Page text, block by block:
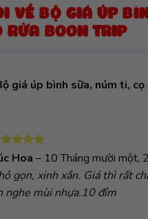
VỀ BỘ GIÁ ÚP
RỬA BOON TRIP
giá úp bình sữa, núm ti,
xếp
Hoa – 10 Tháng mười một,
gọn, xinh xắn. Giá thì rất
nghe mùi nhựa.10 đỉm